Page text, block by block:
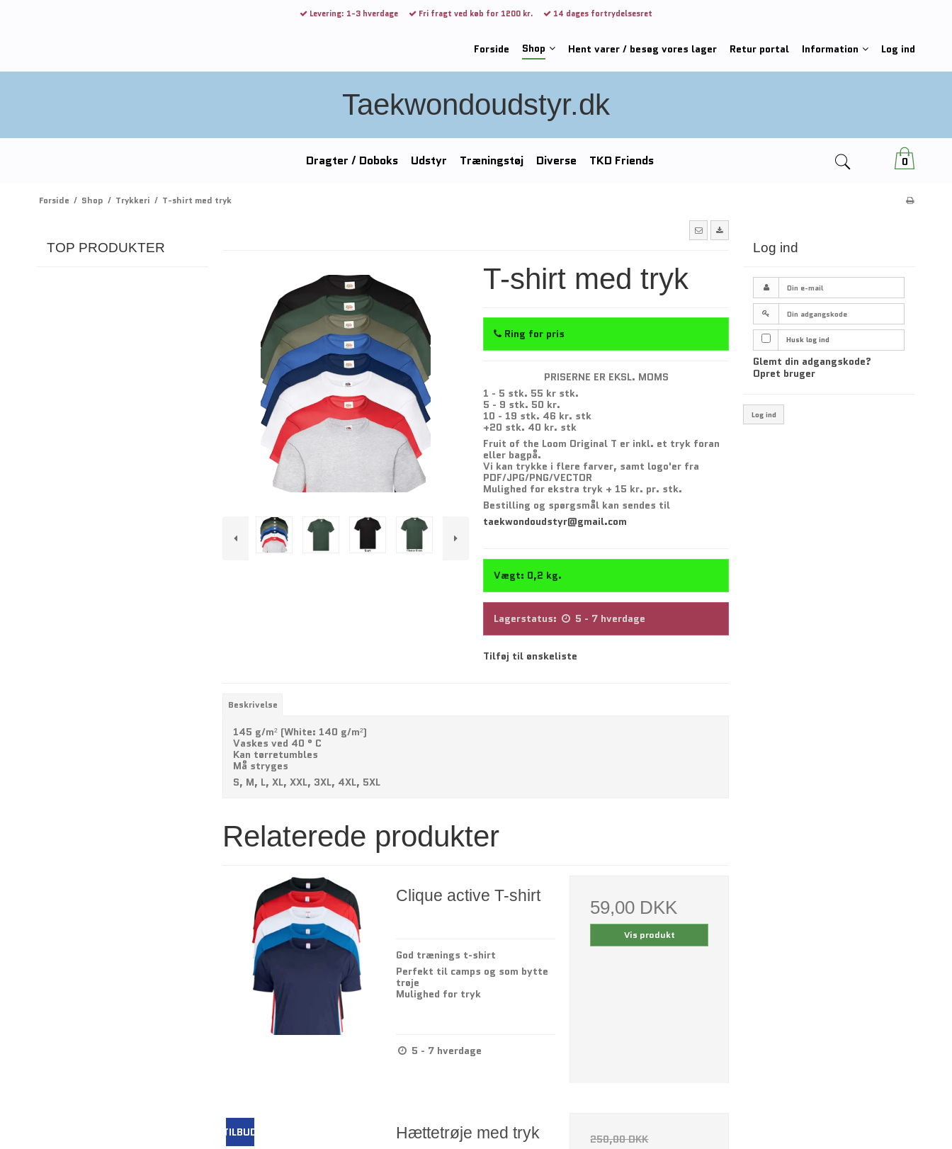
Levering: 1-3 hverdage Fri fragt ved køb for 1200 kr. 14 dages fortrydelsesret
Forside Shop Hent varer / besøg vores lager Retur portal Information Log ind
Taekwondoudstyr.dk
0
Dragter / Doboks Udstyr Træningstøj Diverse TKD Friends
Forside / Shop / Trykkeri / T-shirt med tryk
TOP PRODUKTER
T-shirt med tryk
Ring for pris
PRISERNE ER EKSL. MOMS
1 - 5 stk. 55 kr stk.
5 - 9 stk. 50 kr.
10 - 19 stk. 46 kr. stk
+20 stk. 40 kr. stk
Fruit of the Loom Original T er inkl. et tryk foran
eller bagpå.
Vi kan trykke i flere farver, samt logo'er fra
PDF/JPG/PNG/VECTOR
Mulighed for ekstra tryk + 15 kr. pr. stk.
Bestilling og spørgsmål kan sendes til
taekwondoudstyr@gmail.com
Vægt: 0,2 kg.
Lagerstatus: 5 - 7 hverdage
Tilføj til ønskeliste
Beskrivelse
145 g/m² (White: 140 g/m²)
Vaskes ved 40 ° C
Kan tørretumbles
Må stryges
S, M, L, XL, XXL, 3XL, 4XL, 5XL
Relaterede produkter
Clique active T-shirt
God trænings t-shirt
Perfekt til camps og som bytte
trøje
Mulighed for tryk
5 - 7 hverdage
59,00 DKK
Vis produkt
TILBUD Hættetrøje med tryk 250,00 DKK
Log ind
Husk log ind
Glemt din adgangskode?
Opret bruger
Log ind